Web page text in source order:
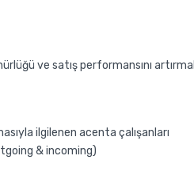
ve satış performansını
ilgilenen acenta çalışanları
& incoming)